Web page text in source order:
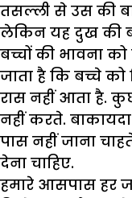
तसल्ली से उस की
लेकिन यह दुख की
बच्चों की भावना
जाता है कि बच्चे
रास नहीं आता है.
नहीं करते.
पास नहीं जाना
देना चाहिए.
हमारे आसपास हर